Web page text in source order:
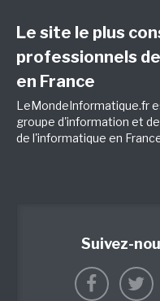
Le site le plus
professionnels
en France
LeMondeInformatique.fr
groupe d'information et
de l'informatique en
Suivez-